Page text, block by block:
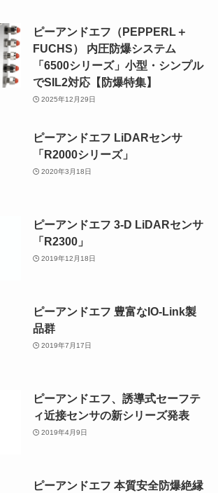
ピーアンドエフ（PEPPERL＋
FUCHS） 内圧防爆システム
「6500シリーズ」小型・シンプル
でSIL2対応【防爆特集】
2025年12月29日
ピーアンドエフ LiDARセンサ
「R2000シリーズ」
2020年3月18日
ピーアンドエフ 3-D LiDARセンサ
「R2300」
2019年12月18日
ピーアンドエフ 豊富なIO-Link製
品群
2019年7月17日
ピーアンドエフ、誘導式セーフテ
ィ近接センサの新シリーズ発表
2019年4月9日
ピーアンドエフ 本質安全防爆絶縁